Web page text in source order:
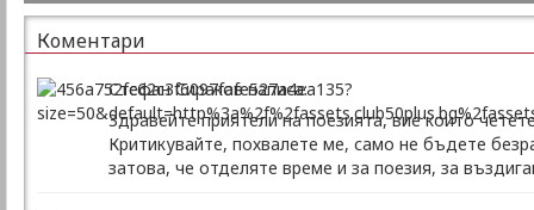
Коментари
Стефан Сираков написа:
Здравейте приятели на поезията, вие които
Критикувайте, похвалете ме, само не бъдете
затова, че отделяте време и за поезия, за